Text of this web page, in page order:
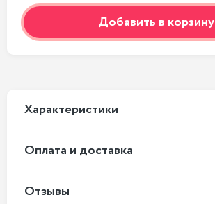
Добавить в корзину
Xарактеристики
Оплата и доставка
Отзывы